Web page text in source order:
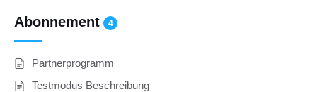
Abonnement 4
Partnerprogramm
Testmodus Beschreibung